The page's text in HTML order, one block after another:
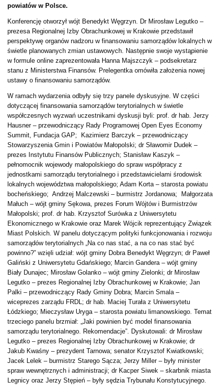
powiatów w Polsce.
Konferencję otworzył wójt Benedykt Węgrzyn. Dr Mirosław Legutko –
prezesa Regionalnej Izby Obrachunkowej w Krakowie przedstawił
perspektywę organów nadzoru w finansowaniu samorządów lokalnych w
świetle planowanych zmian ustawowych. Następnie swoje wystąpienie
w formule online zaprezentowała Hanna Majszczyk – podsekretarz
stanu z Ministerstwa Finansów. Prelegentka omówiła założenia nowej
ustawy o finansowaniu samorządów.
W ramach wydarzenia odbyły się trzy panele dyskusyjne. W części
dotyczącej finansowania samorządów terytorialnych w świetle
współczesnych wyzwań uczestnikami dyskusji byli: prof. dr hab. Jerzy
Hausner – przewodniczący Rady Programowej Open Eyes Economy
Summit, Fundacja GAP; Kazimierz Barczyk – przewodniczący
Stowarzyszenia Gmin i Powiatów Małopolski; dr Sławomir Dudek –
prezes Instytutu Finansów Publicznych; Stanisław Kaszyk –
pełnomocnik wojewody małopolskiego do spraw współpracy z
jednostkami samorządu terytorialnego i przedstawicielami środowisk
lokalnych województwa małopolskiego; Adam Korta – starosta powiatu
bocheńskiego; Andrzej Malczewski – burmistrz Jordanowa; Małgorzata
Małuch – wójt gminy Sękowa, prezes Forum Wójtów i Burmistrzów
Małopolski; prof. dr hab. Krzysztof Surówka z Uniwersytetu
Ekonomicznego w Krakowie oraz Marek Wójcik reprezentujący Związek
Miast Polskich. W panelu dotyczącym polityki funkcjonowania i rozwoju
samorządów terytorialnych „Na co nas stać, a na co nas stać być
powinno?” wzięli udział: wójt gminy Dobra Benedykt Węgrzyn; dr Paweł
Galiński z Uniwersytetu Gdańskiego; Marcin Gandera – wójt gminy
Biały Dunajec; Mirosław Golanko – wójt gminy Zielonki; dr Mirosław
Legutko – prezes Regionalnej Izby Obrachunkowej w Krakowie; Jan
Palki – przewodniczący Rady Gminy Dobra; Marcin Smala –
wiceprezes zarządu FRDL; dr hab. Maciej Turała z Uniwersytetu
Łódzkiego; Mieczysław Uryga – starosta powiatu limanowskiego. Temat
trzeciego panelu brzmiał: „Jaki powinien być model finansowania
samorządu terytorialnego. Rekomendacje”. Dyskutowali: dr Mirosław
Legutko – prezes Regionalnej Izby Obrachunkowej w Krakowie; dr
Jakub Kwaśny – prezydent Tarnowa; senator Krzysztof Kwiatkowski;
Jacek Lelek – burmistrz Starego Sącza; Jerzy Miller – były minister
spraw wewnętrznych i administracji; dr Kacper Siwek – skarbnik miasta
Legnicy oraz Jerzy Stępień – były sędzia Trybunału Konstytucyjnego.